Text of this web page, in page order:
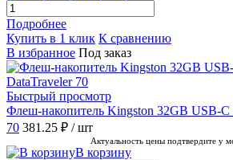
Подробнее
Купить в 1 клик К сравнению
В избранное Под заказ
Быстрый просмотр
Флеш-накопитель Kingston 32GB USB-C
70 381.25 ₽ / шт
Актуальность цены подтвердите у
В корзину